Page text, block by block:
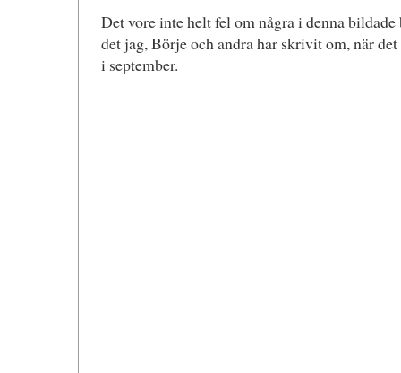
Det vore inte helt fel om några i denna
det jag, Börje och andra har skrivit om, när
i september.